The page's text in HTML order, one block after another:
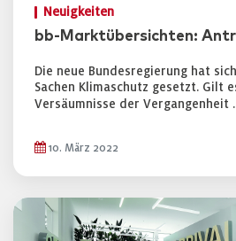
Neuigkeiten
bb-Marktübersichten:
Die neue Bundesregierung hat
Sachen Klimaschutz gesetzt. Gilt
Versäumnisse der Vergangenheit
10. März 2022